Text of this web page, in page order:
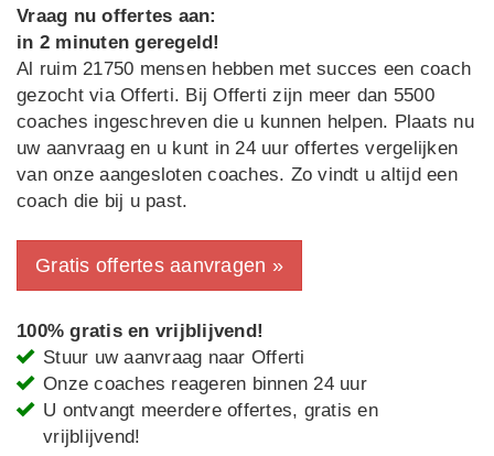
Vraag nu offertes aan:
in 2 minuten geregeld!
Al ruim 21750 mensen hebben met succes een coach
gezocht via Offerti. Bij Offerti zijn meer dan 5500
coaches ingeschreven die u kunnen helpen. Plaats nu
uw aanvraag en u kunt in 24 uur offertes vergelijken
van onze aangesloten coaches. Zo vindt u altijd een
coach die bij u past.
Gratis offertes aanvragen »
100% gratis en vrijblijvend!
Stuur uw aanvraag naar Offerti
Onze coaches reageren binnen 24 uur
U ontvangt meerdere offertes, gratis en
vrijblijvend!